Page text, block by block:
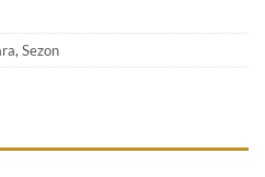
, Sezon